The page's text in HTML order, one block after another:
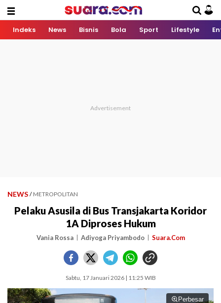
Indeks News Bisnis Bola Sport Lifestyle
NEWS / METROPOLITAN
Pelaku Asusila di Bus Transjakarta Koridor
1A Diproses Hukum
Vania Rossa Adiyoga Priyambodo Suara.Com
Sabtu, 17 Januari 2026 | 11:25 WIB
Perbesar